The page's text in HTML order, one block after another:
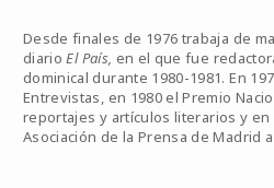
Desde finales de 1976 trabaja de
diarioEl País, en el que fue
dominical durante 1980-1981. En
Entrevistas, en 1980 el Premio
reportajes y artículos literarios y en
Asociación de la Prensa de Madrid